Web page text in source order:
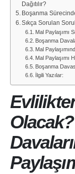
Dağıtılır?
Boşanma
Sıkça Sorulan
Mal Paylaşımı
Boşanma
Mal
Mal Paylaşımı
Boşanma
İlgili Yazılar: